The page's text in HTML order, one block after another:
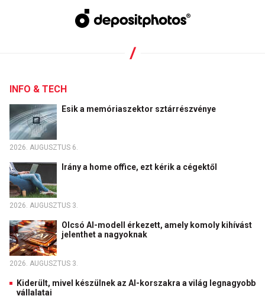
INFO & TECH
Esik a memóriaszektor sztárrészvénye
2026. AUGUSZTUS 6.
Irány a home office, ezt kérik a cégektől
2026. AUGUSZTUS 3.
Olcsó AI-modell érkezett, amely komoly kihívást
jelenthet a nagyoknak
2026. AUGUSZTUS 3.
Kiderült, mivel készülnek az AI-korszakra a világ legnagyobb
vállalatai